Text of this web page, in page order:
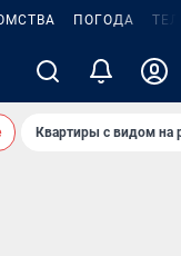
ПОГОДА
Квартиры с видом на